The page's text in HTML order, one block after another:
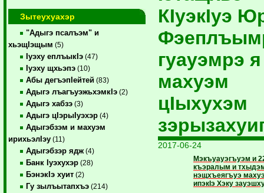
Зытеухуахэр
"Адыгэ псалъэм" и
хьэщIэщым (5)
Iуэху еплъыкIэ (47)
Iуэху щхьэпэ (10)
Абы дегъэпIейтей (83)
Адыгэ лъагъуэжьхэмкIэ (2)
Адыгэ хабзэ (3)
Адыгэ цIэрыIуэхэр (4)
Адыгэбзэм и махуэм
ирихьэлIэу (11)
Адыгэбзэр ядж (4)
Банк Iуэхухэр (28)
БэнэкIэ хуит (2)
Гу зылъытапхъэ (214)
КIуэкIуэ
гуауэмрэ я
махуэм
цIыхухэм
2017-06-24
Мэкъуауэгъуэм и
къэралым и
нэщхъеягъуэ
ипэкIэ Хэку